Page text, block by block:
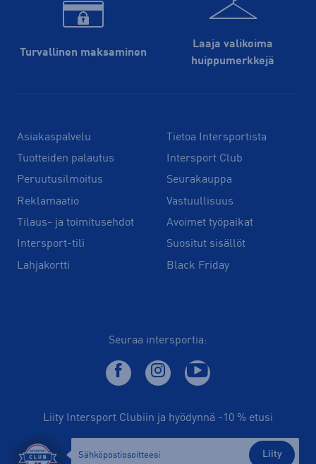
Turvallinen maksaminen
Laaja valikoima
huippu­merkkejä
Asiakaspalvelu
Tuotteiden palautus
Peruutusilmoitus
Reklamaatio
Tilaus- ja toimitusehdot
Intersport-tili
Lahjakortti
Tietoa Intersportista
Intersport Club
Seurakauppa
Vastuullisuus
Avoimet työpaikat
Suositut sisällöt
Black Friday
Seuraa intersportia:
Liity Intersport Clubiin ja hyödynnä -10 % etusi
Liity